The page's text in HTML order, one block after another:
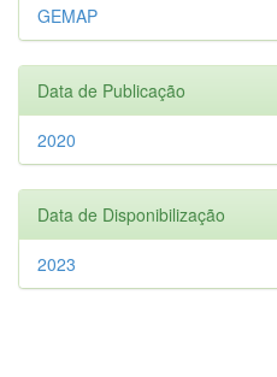
GEMAP
Data de Publicação
2020
Data de Disponibilização
2023